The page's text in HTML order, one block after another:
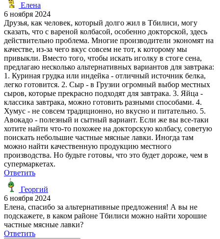
Елена
6 ноября 2024
Друзья, как человек, который долго жил в Тбилиси, могу
сказать, что с вареной колбасой, особенно докторской, здесь
действительно проблема. Многие производители экономят на
качестве, из-за чего вкус совсем не тот, к которому мы
привыкли. Вместо того, чтобы искать иголку в стоге сена,
предлагаю несколько альтернативных вариантов для завтрака:
1. Куриная грудка или индейка - отличный источник белка,
легко готовится. 2. Сыр - в Грузии огромный выбор местных
сыров, которые прекрасно подходят для завтрака. 3. Яйца -
классика завтрака, можно готовить разными способами. 4.
Хумус - не совсем традиционно, но вкусно и питательно. 5.
Авокадо - полезный и сытный вариант. Если же вы все-таки
хотите найти что-то похожее на докторскую колбасу, советую
поискать небольшие частные мясные лавки. Иногда там
можно найти качественную продукцию местного
производства. Но будьте готовы, что это будет дороже, чем в
супермаркетах.
Ответить
Георгий
6 ноября 2024
Елена, спасибо за альтернативные предложения! А вы не
подскажете, в каком районе Тбилиси можно найти хорошие
частные мясные лавки?
Ответить